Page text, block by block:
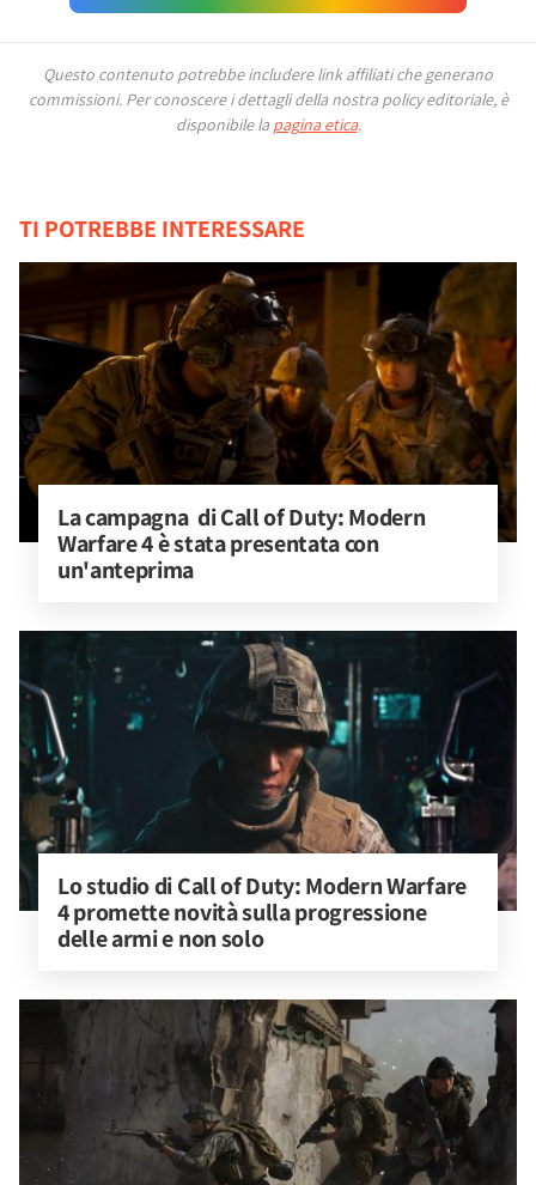
Questo contenuto potrebbe includere link affiliati che generano
commissioni. Per conoscere i dettagli della nostra policy editoriale, è
disponibile la pagina etica.
TI POTREBBE INTERESSARE
La campagna  di Call of Duty: Modern
Warfare 4 è stata presentata con
un'anteprima
Lo studio di Call of Duty: Modern Warfare
4 promette novità sulla progressione
delle armi e non solo